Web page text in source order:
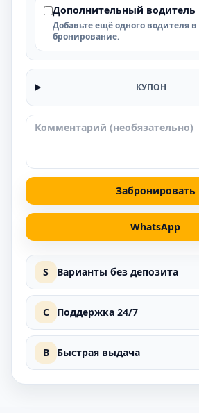
Дополнительный водитель
Добавьте ещё одного водителя в
бронирование.
КУПОН
Забронировать
WhatsApp
S Варианты без депозита
C Поддержка 24/7
B Быстрая выдача